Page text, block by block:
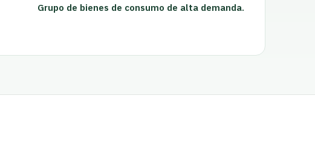
Grupo de bienes de consumo de alta demanda.